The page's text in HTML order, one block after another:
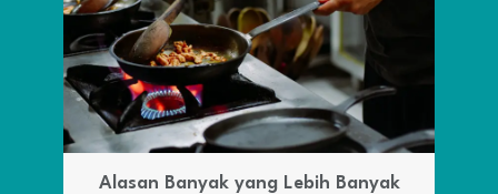
Alasan Banyak yang Lebih Banyak